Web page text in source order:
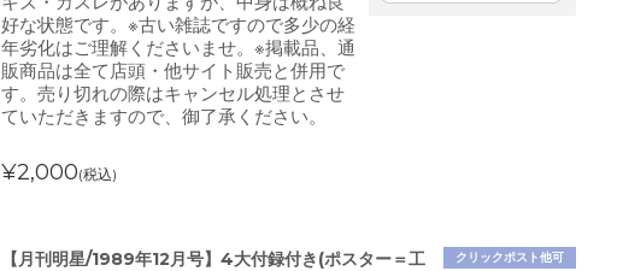
好な状態です。※古い雑誌ですので多少の経
年劣化はご理解くださいませ。※掲載品、通
販商品は全て店頭・他サイト販売と併用で
す。売り切れの際はキャンセル処理とさせ
ていただきますので、御了承ください。
¥2,000(税込)
クリックポスト他可
【月刊明星/1989年12月号】4大付録付き(ポスター＝工